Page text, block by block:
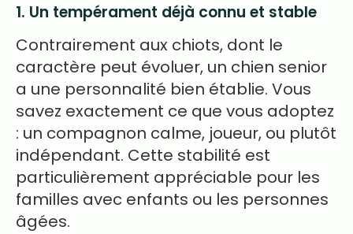
1. Un tempérament déjà connu et stable
Contrairement aux chiots, dont le
caractère peut évoluer, un chien senior
a une personnalité bien établie. Vous
savez exactement ce que vous adoptez
: un compagnon calme, joueur, ou plutôt
indépendant. Cette stabilité est
particulièrement appréciable pour les
familles avec enfants ou les personnes
âgées.